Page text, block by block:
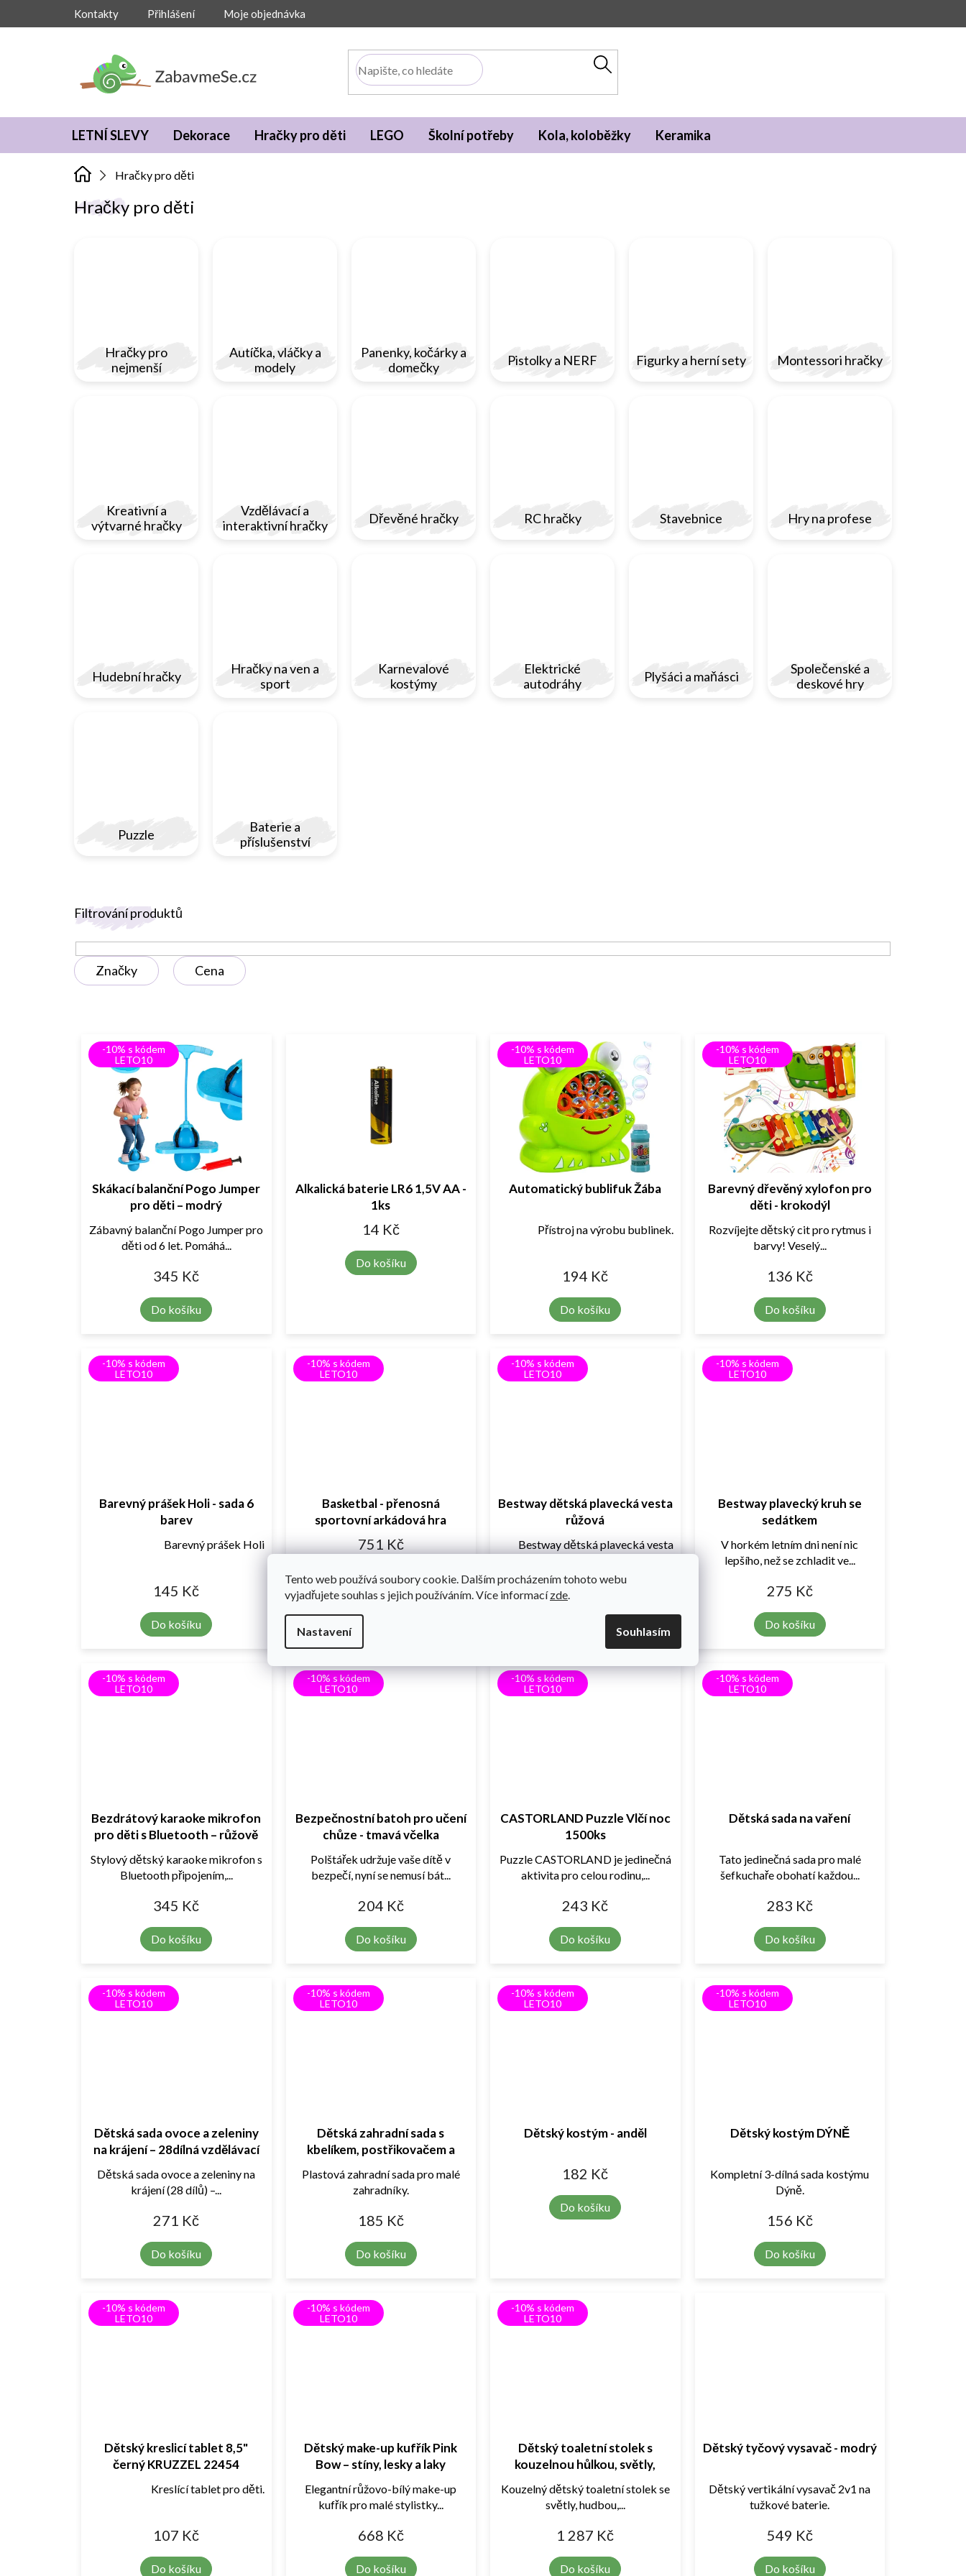
Tento web používá soubory cookie. Dalším procházením tohoto webu
vyjadřujete souhlas s jejich používáním. Více informacízde.
Nastavení Souhlasím
Kontakty Přihlášení Moje objednávka
LETNÍ SLEVY Dekorace Hračky pro děti LEGO Školní potřeby Kola, koloběžky Keramika
Hračky pro děti
Hračky pro děti
Hračky pro
nejmenší
Autíčka, vláčky a
modely
Panenky, kočárky a
domečky
Pistolky a NERF Figurky a herní sety Montessori hračky
Kreativní a
výtvarné hračky
Vzdělávací a
interaktivní hračky
Dřevěné hračky RC hračky Stavebnice Hry na profese
Hudební hračky
Hračky na ven a
sport
Karnevalové
kostýmy
Elektrické
autodráhy
Plyšáci a maňásci
Společenské a
deskové hry
Puzzle
Baterie a
příslušenství
Filtrování produktů
Značky Cena
V
ý
p
i
s
-10% s kódem
LETO10
Skákací balanční Pogo Jumper
pro děti – modrý
345 Kč
Do košíku
Zábavný balanční Pogo Jumper pro
děti od 6 let. Pomáhá...
Alkalická baterie LR6 1,5V AA -
1ks
14 Kč
Do košíku
-10% s kódem
LETO10
Automatický bublifuk Žába
194 Kč
Do košíku
Přístroj na výrobu bublinek.
-10% s kódem
LETO10
Barevný dřevěný xylofon pro
děti - krokodýl
136 Kč
Do košíku
Rozvíjejte dětský cit pro rytmus i
barvy! Veselý...
-10% s kódem
LETO10
Barevný prášek Holi - sada 6
barev
145 Kč
Do košíku
Barevný prášek Holi
-10% s kódem
LETO10
Basketbal - přenosná
sportovní arkádová hra
751 Kč
Do košíku
-10% s kódem
LETO10
Bestway dětská plavecká vesta
růžová
313 Kč
Bestway dětská plavecká vesta
-10% s kódem
LETO10
Bestway plavecký kruh se
sedátkem
275 Kč
Do košíku
V horkém letním dni není nic
lepšího, než se zchladit ve...
-10% s kódem
LETO10
Bezdrátový karaoke mikrofon
pro děti s Bluetooth – růžově
345 Kč
Do košíku
Stylový dětský karaoke mikrofon s
Bluetooth připojením,...
-10% s kódem
LETO10
Bezpečnostní batoh pro učení
chůze - tmavá včelka
204 Kč
Do košíku
Polštářek udržuje vaše dítě v
bezpečí, nyní se nemusí bát...
-10% s kódem
LETO10
CASTORLAND Puzzle Vlčí noc
1500ks
243 Kč
Do košíku
Puzzle CASTORLAND je jedinečná
aktivita pro celou rodinu,...
-10% s kódem
LETO10
Dětská sada na vaření
283 Kč
Do košíku
Tato jedinečná sada pro malé
šefkuchaře obohatí každou...
-10% s kódem
LETO10
Dětská sada ovoce a zeleniny
na krájení – 28dílná vzdělávací
kuchyňská sada s nádobím
271 Kč
Do košíku
Dětská sada ovoce a zeleniny na
krájení (28 dílů) –...
-10% s kódem
LETO10
Dětská zahradní sada s
kbelíkem, postřikovačem a
185 Kč
Do košíku
Plastová zahradní sada pro malé
zahradníky.
-10% s kódem
LETO10
Dětský kostým - anděl
182 Kč
Do košíku
-10% s kódem
LETO10
Dětský kostým DÝNĚ
156 Kč
Do košíku
Kompletní 3-dílná sada kostýmu
Dýně.
-10% s kódem
LETO10
Dětský kreslicí tablet 8,5"
černý KRUZZEL 22454
107 Kč
Do košíku
Kreslící tablet pro děti.
-10% s kódem
LETO10
Dětský make-up kufřík Pink
Bow – stíny, lesky a laky
668 Kč
Do košíku
Elegantní růžovo-bílý make-up
kufřík pro malé stylistky...
-10% s kódem
LETO10
Dětský toaletní stolek s
kouzelnou hůlkou, světly,
zvuky a MP3 – Magic Dressing
Table
1 287 Kč
Do košíku
Kouzelný dětský toaletní stolek se
světly, hudbou,...
Dětský tyčový vysavač - modrý
549 Kč
Do košíku
Dětský vertikální vysavač 2v1 na
tužkové baterie.